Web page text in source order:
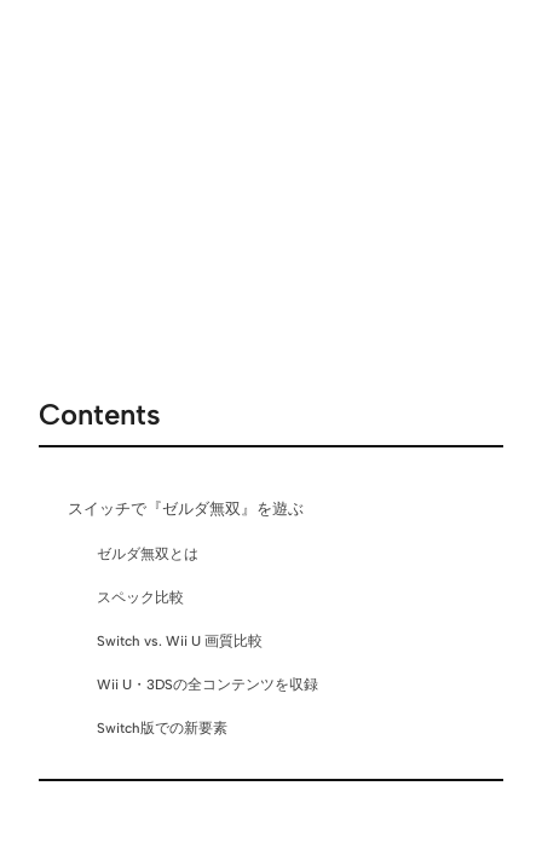
Contents
スイッチで『ゼルダ無双』を遊ぶ
ゼルダ無双とは
スペック比較
Switch vs. Wii U 画質比較
Wii U・3DSの全コンテンツを収録
Switch版での新要素